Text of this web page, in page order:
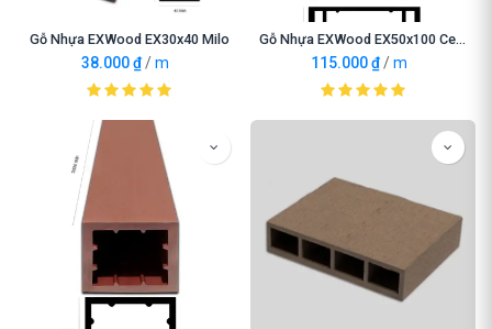
Gỗ Nhựa EXWood EX30x40 Milo
38.000₫ /m
Gỗ Nhựa EXWood EX50x100 Cedar
115.000₫ /m